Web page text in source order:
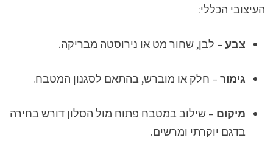
העיצובי הכללי:
צבע– לבן, שחור מט או נירוסטה מבריקה.
גימור– חלק או מוברש, בהתאם לסגנון המטבח.
מיקום – שילוב במטבח פתוח מול הסלון דורש בחירה
בדגם יוקרתי ומרשים.